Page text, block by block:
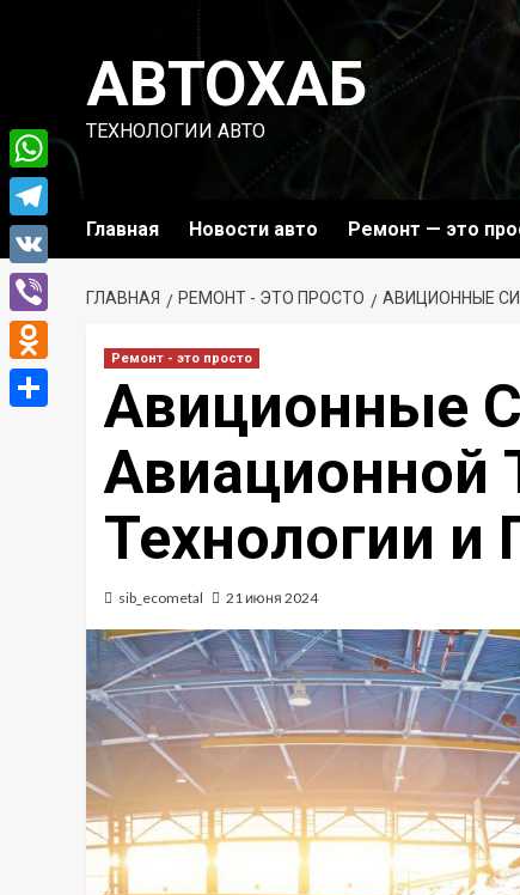
содержимомуАВТОХАБ
ТЕХНОЛОГИИ АВТО
Главная Новости авто Ремонт — это
ГЛАВНАЯ РЕМОНТ - ЭТО ПРОСТО АВИЦИОННЫЕ
Ремонт - это просто
Авиционные
Авиационной
Технологии и
sib_ecometal 21 июня 2024
WhatsApp
Telegram
VK
Viber
Odnoklassniki
Отправить